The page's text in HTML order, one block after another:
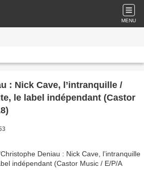
MENU
: Nick Cave, l’intranquille /
le label indépendant (Castor